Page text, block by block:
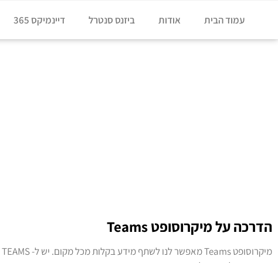
עמוד הבית אודות ביזנס סנטרל דיינמיקס 365
הדרכה על מיקרוסופט Teams